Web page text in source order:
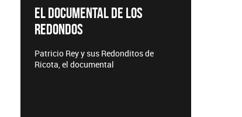
SINGLES Y DISCOS DESTACADOS
Lanzamientos CMTV